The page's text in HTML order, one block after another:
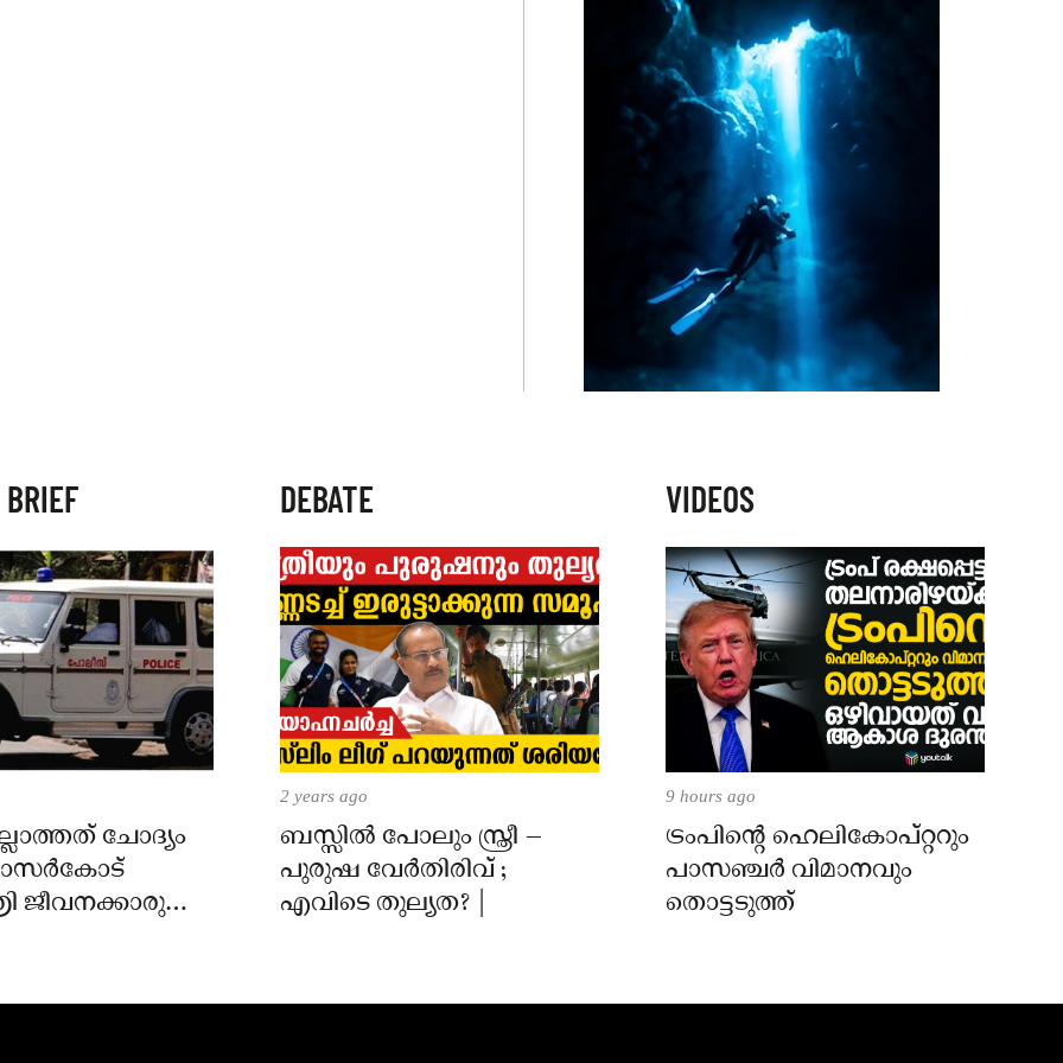
ചോദ്യം
ജീവനക്കാരുടെ
DEBATE
2 years ago
ബസ്സിൽ പോലും സ്ത്രീ –
പുരുഷ വേർതിരിവ് ;
എവിടെ തുല്യത? |
VIDEOS
9 hours ago
ട്രംപിന്റെ ഹെലികോപ്റ്ററും
പാസഞ്ചര്‍ വിമാനവും
തൊട്ടടുത്ത്